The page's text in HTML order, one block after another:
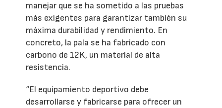
manejar que se ha sometido a las pruebas
más exigentes para garantizar también su
máxima durabilidad y rendimiento. En
concreto, la pala se ha fabricado con
carbono de 12K, un material de alta
resistencia.
“El equipamiento deportivo debe
desarrollarse y fabricarse para ofrecer un